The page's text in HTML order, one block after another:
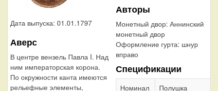
Дата выпуска: 01.01.1797
Аверс
В центре вензель Павла I. Над
ним императорская корона.
По окружности канта имеются
рельефные элементы,
Авторы
Монетный двор: Аннинский
монетный двор
Оформление гурта: шнур
вправо
Спецификации
Номинал
Полушка